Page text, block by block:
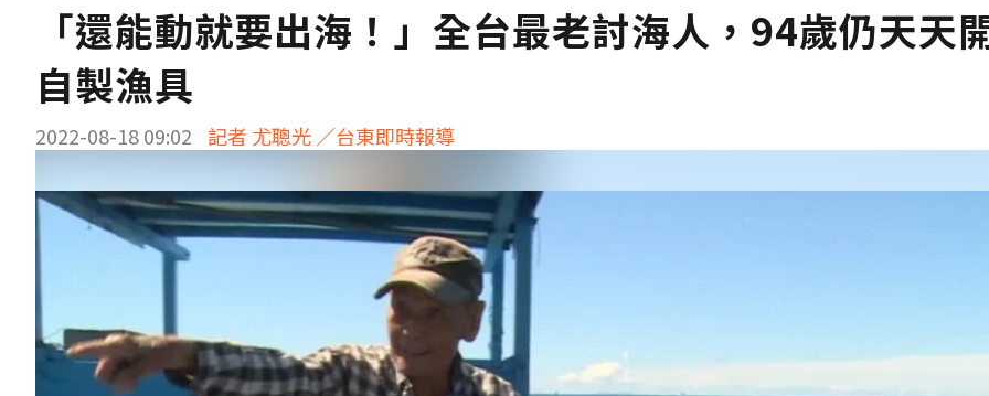
「還能動就要出海！」全台最老討海人，94歲仍天天
自製漁具
2022-08-18 09:02 記者 尤聰光 ／台東即時報導